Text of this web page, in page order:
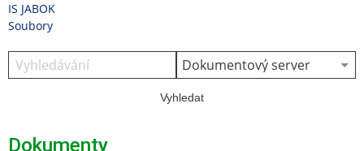
Přeskočit
na
lištu
Přeskočit
na
Přeskočit
na
Přeskočit
na
IS JABOK
>
Soubory
Vyhledat
Dokumenty